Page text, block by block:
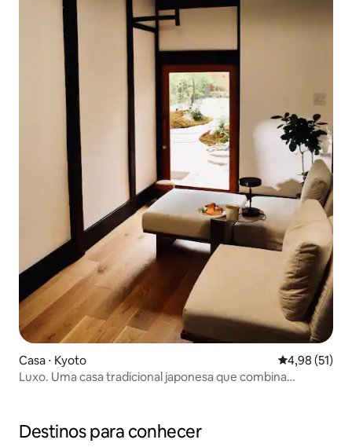
Casa ⋅ Kyoto 4,98 de uma
4,98 (51)
Luxo. Uma casa tradicional japonesa que combina
Destinos para conhecer